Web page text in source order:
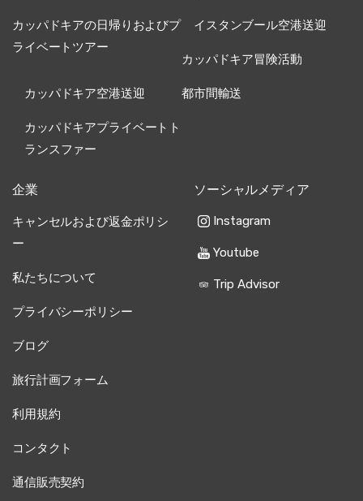
カッパドキアの日帰りおよびプ
ライベートツアー
イスタンブール空港送迎
カッパドキア冒険活動
カッパドキア空港送迎 都市間輸送
カッパドキアプライベートト
ランスファー
企業
キャンセルおよび返金ポリシ
ー
私たちについて
プライバシーポリシー
ブログ
旅行計画フォーム
利用規約
コンタクト
通信販売契約
ソーシャルメディア
Instagram
Youtube
Trip Advisor